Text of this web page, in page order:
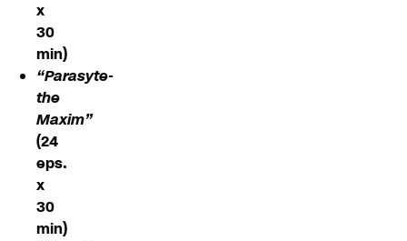
x
30
min)
“Parasyte-
the
Maxim”
(24
eps.
x
30
min)